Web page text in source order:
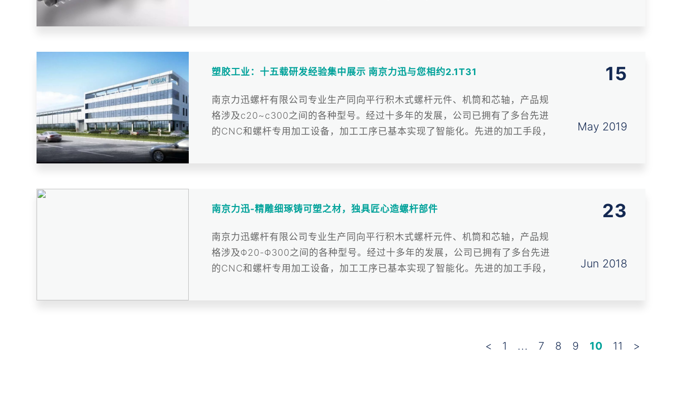
塑胶工业：十五载研发经验集中展示 南京力迅与您相约2.1T31
南京力迅螺杆有限公司专业生产同向平行积木式螺杆元件、机筒和芯轴，产品规
格涉及c20~c300之间的各种型号。经过十多年的发展，公司已拥有了多台先进
的CNC和螺杆专用加工设备，加工工序已基本实现了智能化。先进的加工手段，
15
May 2019
南京力迅-精雕细琢铸可塑之材，独具匠心造螺杆部件
南京力迅螺杆有限公司专业生产同向平行积木式螺杆元件、机筒和芯轴，产品规
格涉及Φ20-Φ300之间的各种型号。经过十多年的发展，公司已拥有了多台先进
的CNC和螺杆专用加工设备，加工工序已基本实现了智能化。先进的加工手段，
23
Jun 2018
< 1 ... 7 8 9 10 11 >